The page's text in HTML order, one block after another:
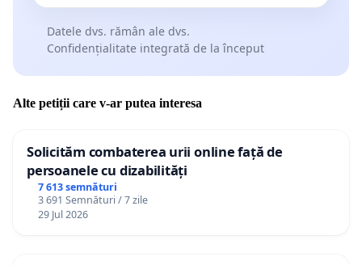
Datele dvs. rămân ale dvs.
Confidențialitate integrată de la început
Alte petiții care v-ar putea interesa
Solicităm combaterea urii online față de
persoanele cu dizabilități
7 613 semnături
3 691 Semnături / 7 zile
29 Jul 2026